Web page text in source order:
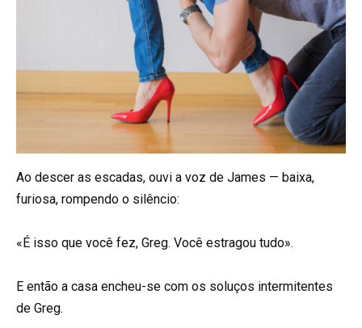
Ao descer as escadas, ouvi a voz de James — baixa,
furiosa, rompendo o silêncio:
«É isso que você fez, Greg. Você estragou tudo».
E então a casa encheu-se com os soluços intermitentes
de Greg.